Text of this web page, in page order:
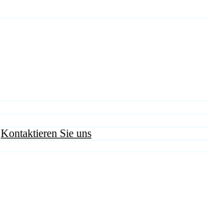
Kontaktieren Sie uns